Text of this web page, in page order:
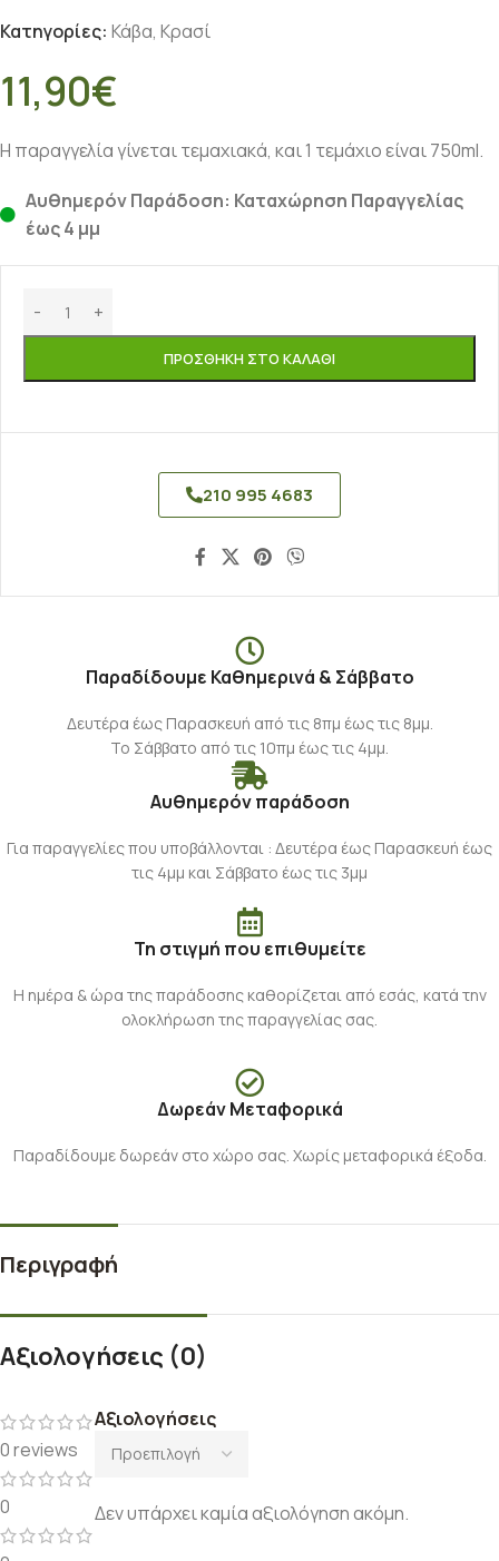
Κατηγορίες: Κάβα, Κρασί
11,90€
Η παραγγελία γίνεται τεμαχιακά, και 1 τεμάχιο είναι 750ml.
Αυθημερόν Παράδοση: Καταχώρηση Παραγγελίας
έως 4 μμ
ΠΡΟΣΘΉΚΗ ΣΤΟ ΚΑΛΆΘΙ
210 995 4683
Παραδίδουμε Καθημερινά & Σάββατο
Δευτέρα έως Παρασκευή από τις 8πμ έως τις 8μμ.
Το Σάββατο από τις 10πμ έως τις 4μμ.
Αυθημερόν παράδοση
Για παραγγελίες που υποβάλλονται : Δευτέρα έως Παρασκευή έως
τις 4μμ και Σάββατο έως τις 3μμ
Τη στιγμή που επιθυμείτε
Η ημέρα & ώρα της παράδοσης καθορίζεται από εσάς, κατά την
ολοκλήρωση της παραγγελίας σας.
Δωρεάν Μεταφορικά
Παραδίδουμε δωρεάν στο χώρο σας. Χωρίς μεταφορικά έξοδα.
Περιγραφή
Αξιολογήσεις (0)
0 reviews
0
Αξιολογήσεις
Δεν υπάρχει καμία αξιολόγηση ακόμη.